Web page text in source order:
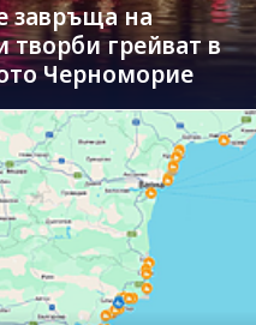
завръща на
творби грейват в
Черноморие